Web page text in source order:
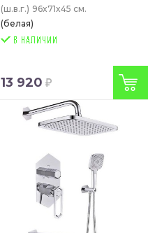
(ш.в.г.) 96x71x45 см.
(белая)
13 920